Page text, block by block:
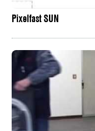
Pixelfast SUN